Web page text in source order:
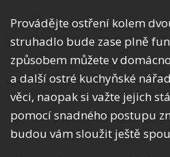
Provádějte ostření kolem
struhadlo bude zase plně
způsobem můžete v
a další ostré kuchyňské
věci, naopak si važte jejich
pomocí snadného postupu
budou vám sloužit ještě